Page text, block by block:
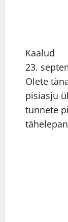
Kaalud
23.
Olete
pisiasju
tunnete